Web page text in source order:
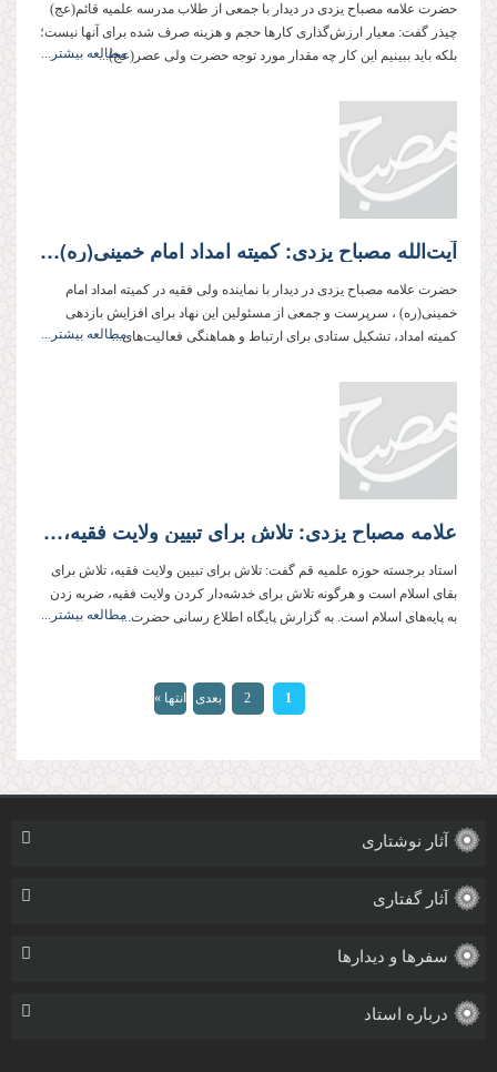
حضرت علامه مصباح یزدی در دیدار با جمعی از طلاب مدرسه علمیه قائم(عج)
چیذر گفت: معیار ارزش‌گذاری كارها حجم و هزینه صرف شده برای آنها نیست؛
بلكه باید ببینیم این كار چه مقدار مورد توجه حضرت ولی عصر(عج)...مطالعه بیشتر...
آیت‌الله مصباح یزدی: كمیته امداد امام خمینی(ره) در تأمین نیازهای مادی و معنوی مددجویان نیازمند تعیین استراتژی، برنامه‌ریزی، دقت و ظرافت است
حضرت علامه مصباح یزدی در دیدار با نماینده ولی فقیه در كمیته امداد امام
خمینی(ره) ، سرپرست و جمعی از مسئولین این نهاد برای افزایش بازدهی
كمیته امداد، تشكیل ستادی برای ارتباط و هماهنگی فعالیت‌های...مطالعه بیشتر...
علامه مصباح یزدی: تلاش برای تبیین ولایت فقیه، تلاش برای بقای اسلام است
استاد برجسته حوزه علمیه قم گفت: تلاش برای تبیین ولایت فقیه، تلاش برای
بقای اسلام است و هرگونه تلاش برای خدشه‌دار كردن ولایت فقیه، ضربه زدن
به پایه‌های اسلام است. به گزارش پایگاه اطلاع رسانی حضرت...مطالعه بیشتر...
1
2 بعدی انتها »
آثار نوشتاری
آثار گفتاری
سفرها و دیدارها
درباره استاد